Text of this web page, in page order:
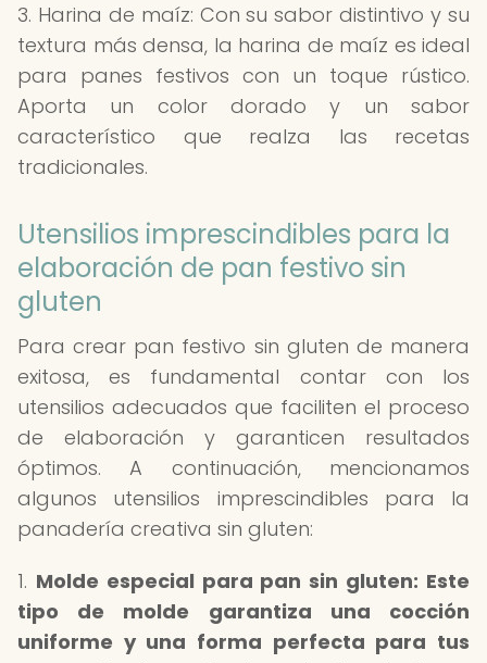
3. Harina de maíz: Con su sabor distintivo y su
textura más densa, la harina de maíz es ideal
para panes festivos con un toque rústico.
Aporta un color dorado y un sabor
característico que realza las recetas
tradicionales.
Utensilios imprescindibles para la
elaboración de pan festivo sin
gluten
Para crear pan festivo sin gluten de manera
exitosa, es fundamental contar con los
utensilios adecuados que faciliten el proceso
de elaboración y garanticen resultados
óptimos. A continuación, mencionamos
algunos utensilios imprescindibles para la
panadería creativa sin gluten:
1. Molde especial para pan sin gluten: Este
tipo de molde garantiza una cocción
uniforme y una forma perfecta para tus